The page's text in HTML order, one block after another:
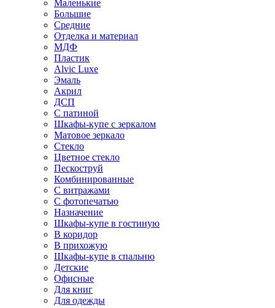
Маленькие
Большие
Средние
Отделка и материал
МДФ
Пластик
Alvic Luxe
Эмаль
Акрил
ДСП
С патиной
Шкафы-купе с зеркалом
Матовое зеркало
Стекло
Цветное стекло
Пескоструй
Комбинированные
С витражами
С фотопечатью
Назначение
Шкафы-купе в гостиную
В коридор
В прихожую
Шкафы-купе в спальню
Детские
Офисные
Для книг
Для одежды